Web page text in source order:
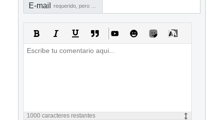
E-mail
1000 caracteres restantes